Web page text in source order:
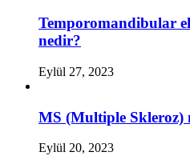
Temporomandibular
nedir?
Eylül 27, 2023
MS (Multiple Skleroz)
Eylül 20, 2023